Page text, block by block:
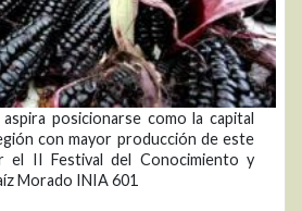
aspira posicionarse como la capital
con mayor producción de este
el II Festival del Conocimiento y
Morado INIA 601